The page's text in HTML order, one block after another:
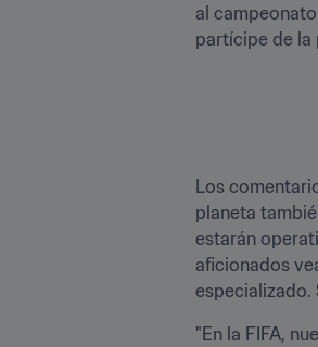
al
partícipe de la
Los
planeta
estarán
aficionados
especializado.
"En la FIFA,